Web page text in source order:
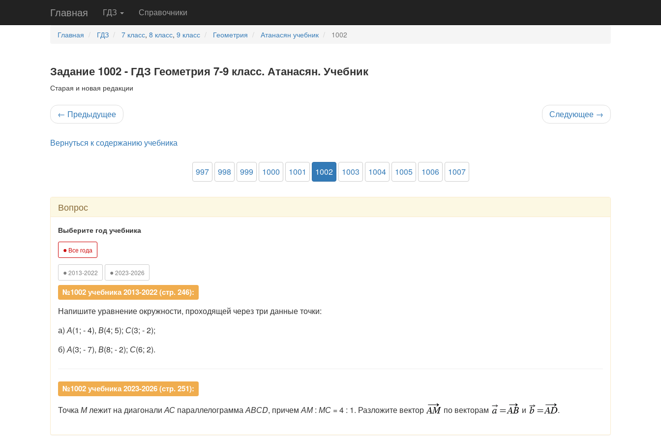
Главная ГДЗ Справочники
Главная ГДЗ 7 класс, 8 класс, 9 класс Геометрия Атанасян учебник 1002
Задание 1002 - ГДЗ Геометрия 7-9 класс. Атанасян. Учебник
Старая и новая редакции
← Предыдущее Следующее →
Вернуться к содержанию учебника
997 998 999 1000 1001 1002 1003 1004 1005 1006 1007
Вопрос
Выберите год учебника
● Все года
● 2013-2022 ● 2023-2026
№1002 учебника 2013-2022 (стр. 246):
Напишите уравнение окружности, проходящей через три данные точки:
а)А(1; - 4), В(4; 5); С(3; - 2);
б)А(3; - 7), В(8; - 2); С(6; 2).
№1002 учебника 2023-2026 (стр. 251):
ТочкаМлежит на диагоналиАС параллелограммаАВСD, причемАМ: МС = 4 : 1. Разложите вектор по векторам и .